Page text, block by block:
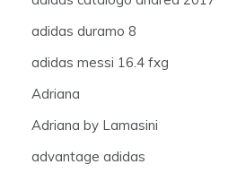
adidas duramo 8
adidas messi 16.4 fxg
Adriana
Adriana by Lamasini
advantage adidas